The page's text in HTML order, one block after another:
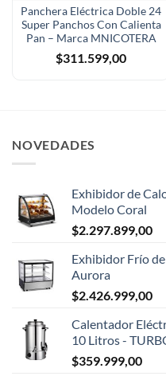
Panchera Eléctrica Doble 24
Super Panchos Con Calienta
Pan – Marca MNICOTERA
$311.599,00
NOVEDADES
Exhibidor de
Modelo Coral
$2.297.899,00
Exhibidor Frío
Aurora
$2.426.999,00
Calentador
10 Litros -
$359.999,00